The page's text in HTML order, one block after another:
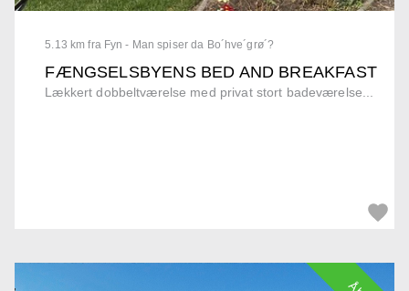
5.13 km fra Fyn - Man spiser da Bo´hve´grø´?
FÆNGSELSBYENS BED AND BREAKFAST
Lækkert dobbeltværelse med privat stort badeværelse...